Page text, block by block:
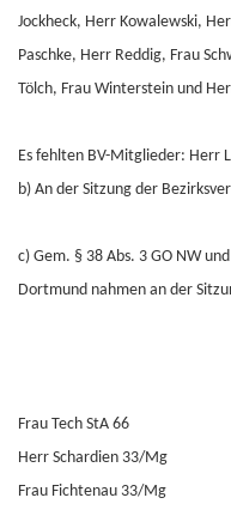
Jockheck, Herr Kowalewski,
Paschke, Herr Reddig, Frau
Tölch, Frau Winterstein und
Es fehlten BV-Mitglieder: Herr
b) An der Sitzung der
c) Gem. § 38 Abs. 3 GO NW
Dortmund nahmen an der
Frau Tech StA 66
Herr Schardien 33/Mg
Frau Fichtenau 33/Mg